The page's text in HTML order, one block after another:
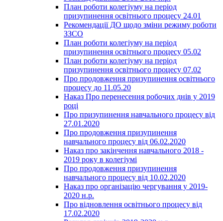
План роботи колегіуму на період
призупинення освітнього процесу 24.01
Рекомендації ДО щодо зміни режиму роботи
ЗЗСО
План роботи колегіуму на період
призупинення освітнього процесу 05.02
План роботи колегіуму на період
призупинення освітнього процесу 07.02
Про продовження призупинення освітнього
процесу до 11.05.20
Наказ Про перенесення робочих днів у 2019
році
Про призупинення навчального процесу від
27.01.2020
Про продовження призупинення
навчального процесу від 06.02.2020
Наказ про закінчення навчального 2018 -
2019 року в колегіумі
Про продовження призупинення
навчального процесу від 10.02.2020
Наказ про організацію чергування у 2019-
2020 н.р.
Про відновлення освітнього процесу від
17.02.2020